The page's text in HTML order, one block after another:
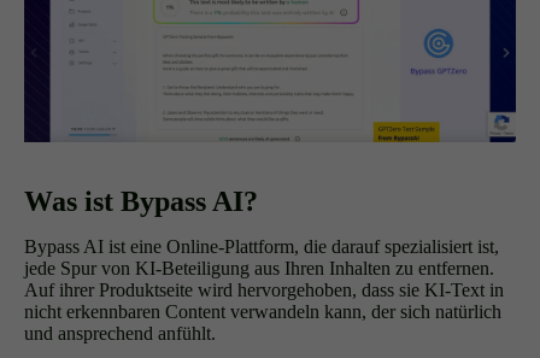
Was ist Bypass AI?
Bypass AI ist eine Online-Plattform, die darauf spezialisiert ist,
jede Spur von KI-Beteiligung aus Ihren Inhalten zu entfernen.
Auf ihrer Produktseite wird hervorgehoben, dass sie KI-Text in
nicht erkennbaren Content verwandeln kann, der sich natürlich
und ansprechend anfühlt.